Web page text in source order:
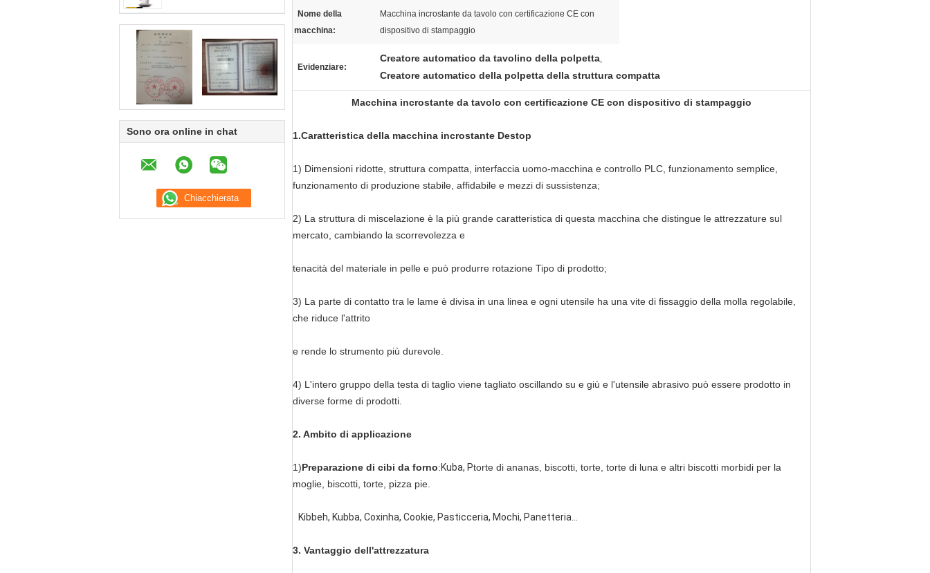
Sono ora online in chat
Nome della
macchina:
Macchina incrostante da tavolo con certificazione CE con
dispositivo di stampaggio
Evidenziare:
Creatore automatico da tavolino della polpetta,
Creatore automatico della polpetta della struttura compatta
Macchina incrostante da tavolo con certificazione CE con dispositivo di stampaggio
1.Caratteristica della macchina incrostante Destop
1) Dimensioni ridotte, struttura compatta, interfaccia uomo-macchina e controllo PLC, funzionamento semplice,
funzionamento di produzione stabile, affidabile e mezzi di sussistenza;
2) La struttura di miscelazione è la più grande caratteristica di questa macchina che distingue le attrezzature sul
mercato, cambiando la scorrevolezza e
tenacità del materiale in pelle e può produrre rotazione Tipo di prodotto;
3) La parte di contatto tra le lame è divisa in una linea e ogni utensile ha una vite di fissaggio della molla regolabile,
che riduce l'attrito
e rende lo strumento più durevole.
4) L'intero gruppo della testa di taglio viene tagliato oscillando su e giù e l'utensile abrasivo può essere prodotto in
diverse forme di prodotti.
2. Ambito di applicazione
1)Preparazione di cibi da forno:Kuba, Ptorte di ananas, biscotti, torte, torte di luna e altri biscotti morbidi per la
moglie, biscotti, torte, pizza pie.
Kibbeh, Kubba, Coxinha, Cookie, Pasticceria, Mochi, Panetteria...
3. Vantaggio dell'attrezzatura